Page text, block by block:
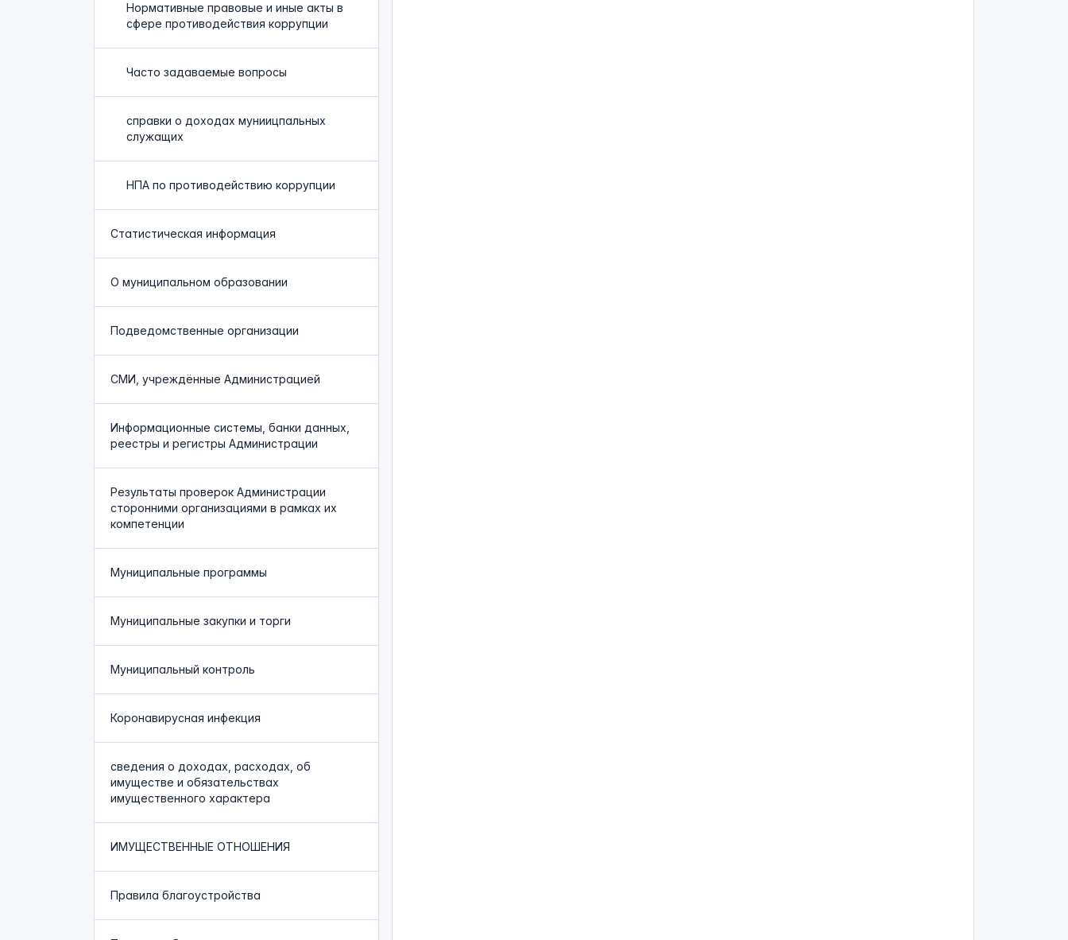
Нормативные правовые и иные акты в
сфере противодействия коррупции
Часто задаваемые вопросы
справки о доходах муниицпальных
служащих
НПА по противодействию коррупции
Статистическая информация
О муниципальном образовании
Подведомственные организации
СМИ, учреждённые Администрацией
Информационные системы, банки данных,
реестры и регистры Администрации
Результаты проверок Администрации
сторонними организациями в рамках их
компетенции
Муниципальные программы
Муниципальные закупки и торги
Муниципальный контроль
Коронавирусная инфекция
сведения о доходах, расходах, об
имуществе и обязательствах
имущественного характера
ИМУЩЕСТВЕННЫЕ ОТНОШЕНИЯ
Правила благоустройства